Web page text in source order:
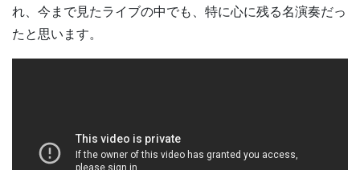
れ、今まで見たライブの中でも、特に心に残る名演奏だっ
たと思います。